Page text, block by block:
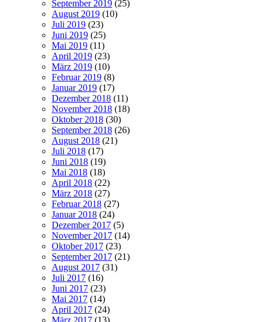
September 2019 (25)
August 2019 (10)
Juli 2019 (23)
Juni 2019 (25)
Mai 2019 (11)
April 2019 (23)
März 2019 (10)
Februar 2019 (8)
Januar 2019 (17)
Dezember 2018 (11)
November 2018 (18)
Oktober 2018 (30)
September 2018 (26)
August 2018 (21)
Juli 2018 (17)
Juni 2018 (19)
Mai 2018 (18)
April 2018 (22)
März 2018 (27)
Februar 2018 (27)
Januar 2018 (24)
Dezember 2017 (5)
November 2017 (14)
Oktober 2017 (23)
September 2017 (21)
August 2017 (31)
Juli 2017 (16)
Juni 2017 (23)
Mai 2017 (14)
April 2017 (24)